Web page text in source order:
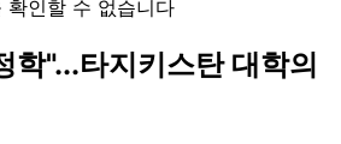
확인할 수 없습니다
학"...타지키스탄 대학의